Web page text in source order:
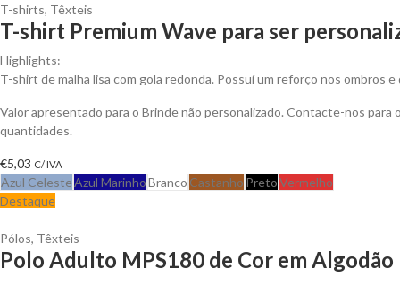
T-shirts, Têxteis
T-shirt Premium Wave para ser
Highlights:
T-shirt de malha lisa com gola redonda. Possuí um reforço nos ombros
Valor apresentado para o Brinde não personalizado. Contacte-nos
quantidades.
€5,03 C/ IVA
Azul CelesteAzul MarinhoBranco Castanho PretoVermelho
Destaque
Pólos, Têxteis
Polo Adulto MPS180 de Cor em